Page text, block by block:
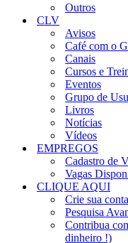
Outros
CLV
Avisos
Café com o
Canais
Cursos e
Eventos
Grupo de
Livros
Notícias
Vídeos
EMPREGOS
Cadastro de
Vagas
CLIQUE AQUI
Crie sua
Pesquisa
Contribua
dinheiro !)